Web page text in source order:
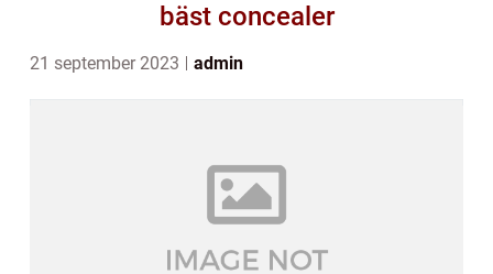
bäst concealer
21 september 2023 admin